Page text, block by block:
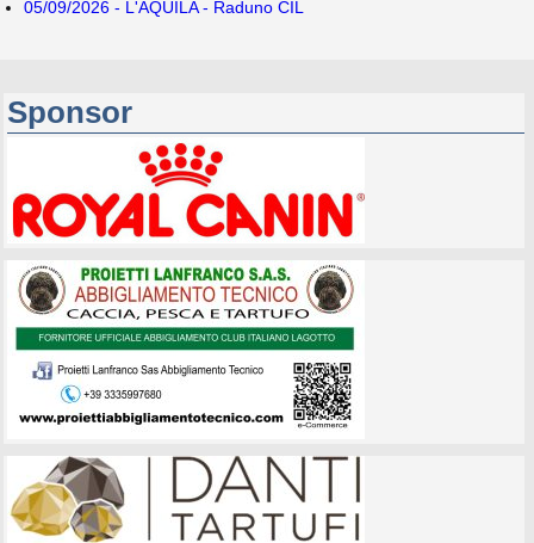
05/09/2026 - L'AQUILA - Raduno CIL
Sponsor